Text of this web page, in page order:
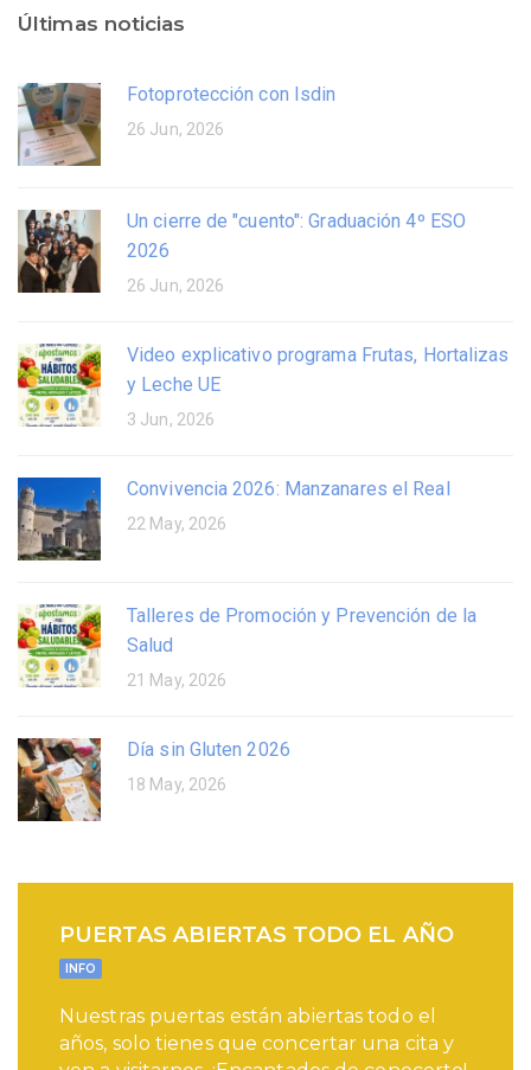
Últimas noticias
Fotoprotección con Isdin
26 Jun, 2026
Un cierre de "cuento": Graduación 4º ESO
2026
26 Jun, 2026
Video explicativo programa Frutas, Hortalizas
y Leche UE
3 Jun, 2026
Convivencia 2026: Manzanares el Real
22 May, 2026
Talleres de Promoción y Prevención de la
Salud
21 May, 2026
Día sin Gluten 2026
18 May, 2026
PUERTAS ABIERTAS TODO EL AÑO
INFO
Nuestras puertas están abiertas todo el
años, solo tienes que concertar una cita y